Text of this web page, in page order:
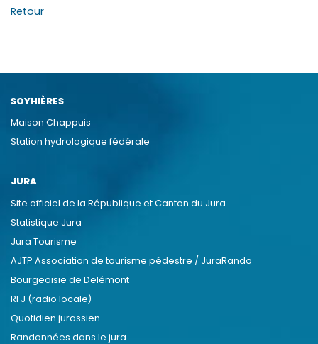
Retour
SOYHIÈRES
Maison Chappuis
Station hydrologique fédérale
JURA
Site officiel de la République et Canton du Jura
Statistique Jura
Jura Tourisme
AJTP Association de tourisme pédestre / JuraRando
Bourgeoisie de Delémont
RFJ (radio locale)
Quotidien jurassien
Randonnées dans le jura